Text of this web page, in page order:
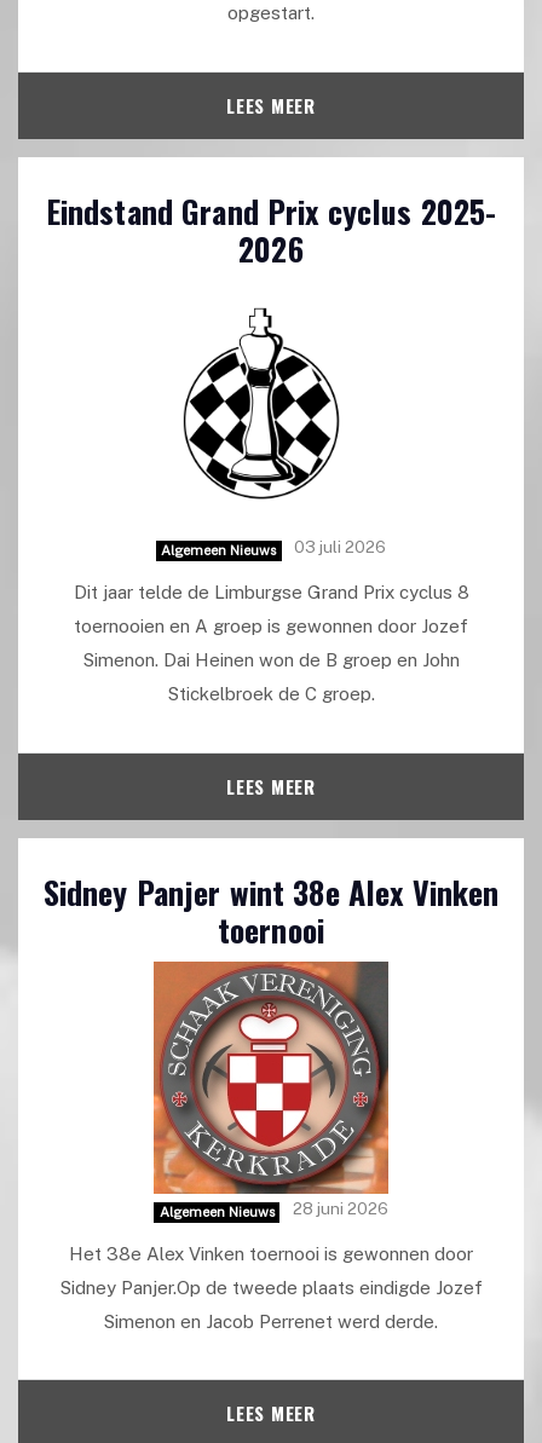
opgestart.
LEES MEER
Eindstand Grand Prix cyclus 2025-
2026
Algemeen Nieuws 03 juli 2026
Dit jaar telde de Limburgse Grand Prix cyclus 8
toernooien en A groep is gewonnen door Jozef
Simenon. Dai Heinen won de B groep en John
Stickelbroek de C groep.
LEES MEER
Sidney Panjer wint 38e Alex Vinken
toernooi
Algemeen Nieuws 28 juni 2026
Het 38e Alex Vinken toernooi is gewonnen door
Sidney Panjer.Op de tweede plaats eindigde Jozef
Simenon en Jacob Perrenet werd derde.
LEES MEER